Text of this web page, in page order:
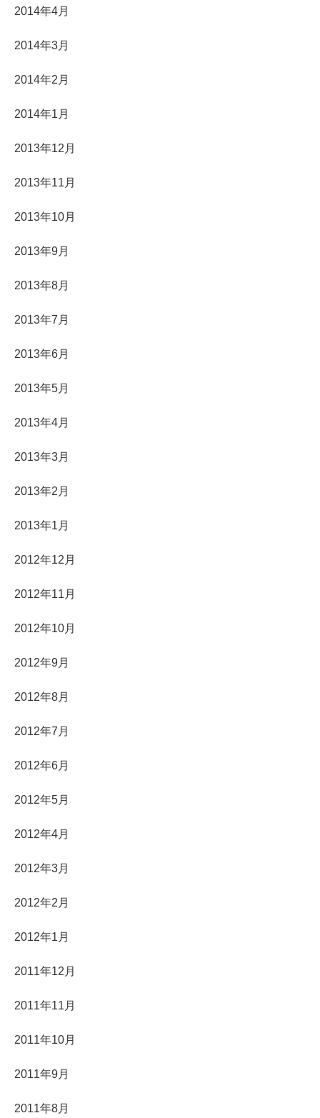
2014年4月
2014年3月
2014年2月
2014年1月
2013年12月
2013年11月
2013年10月
2013年9月
2013年8月
2013年7月
2013年6月
2013年5月
2013年4月
2013年3月
2013年2月
2013年1月
2012年12月
2012年11月
2012年10月
2012年9月
2012年8月
2012年7月
2012年6月
2012年5月
2012年4月
2012年3月
2012年2月
2012年1月
2011年12月
2011年11月
2011年10月
2011年9月
2011年8月